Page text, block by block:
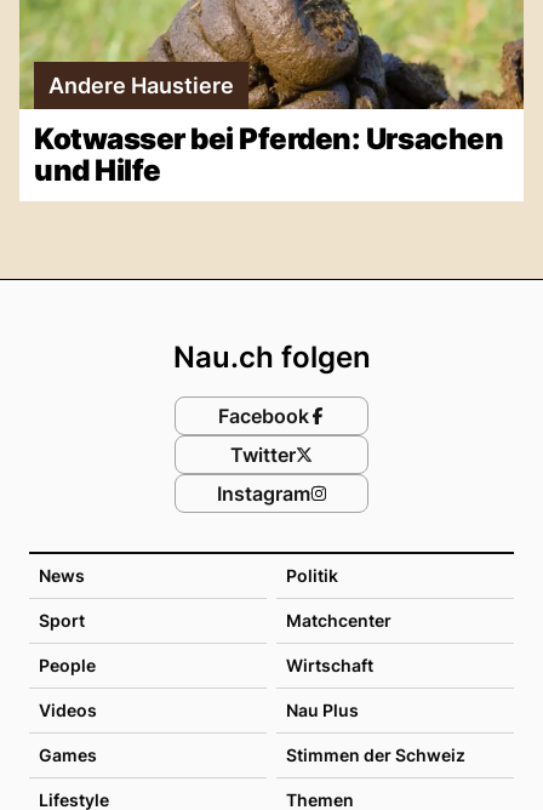
Andere Haustiere
Kotwasser bei Pferden: Ursachen
und Hilfe
News Politik
Sport Matchcenter
People Wirtschaft
Videos Nau Plus
Games Stimmen der Schweiz
Lifestyle Themen
Nau.ch folgen
Facebook
Twitter
Instagram